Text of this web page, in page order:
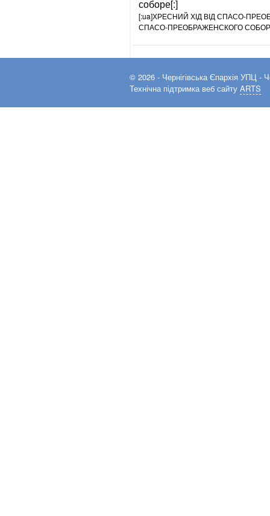
соборе[:]
[:ua]ХРЕСНИЙ ХІД ВІД СПАСО-
СПАСО-ПРЕОБРАЖЕНСКОГО
© 2026 - Чернігівська Єпархія УПЦ -
Технічна підтримка веб сайту ARTS